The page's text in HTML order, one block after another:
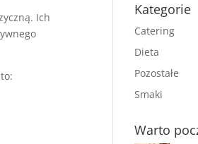
Ich
Kategorie
Catering
Dieta
Pozostałe
Smaki
Warto